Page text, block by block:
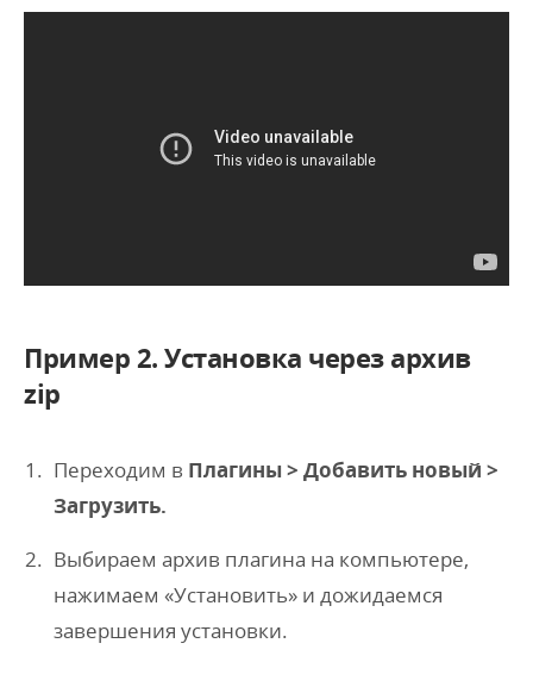
Пример 2. Установка через архив
zip
Переходим в Плагины > Добавить новый >
Загрузить.
Выбираем архив плагина на компьютере,
нажимаем «Установить» и дожидаемся
завершения установки.